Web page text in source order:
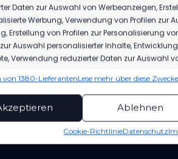
Daten zur Auswahl von Werbeanzeigen,
Werbung, Verwendung von Profilen zur
Erstellung von Profilen zur Personalisierung
Auswahl personalisierter Inhalte,
Verwendung reduzierter Daten zur Auswahl
und Kombination von Daten aus
verschiedener Endgeräte, Identifikation
automatisch übermittelter Informationen.
von 1380-LieferantenLese mehr über diese Zwecke
Ablehnen
Cookie-RichtlinieDatenschutz
WETTBEWERB
TSG Einheit Bernau vs FSV 63
12. April 2023
Ähnlicher Beitrag